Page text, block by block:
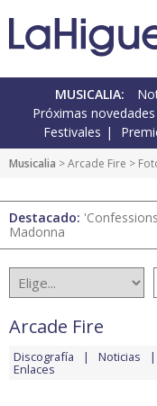
MUSICALIA:
Próximas novedades
Festivales
Musicalia >Arcade Fire >
Destacado:
Madonna
Arcade Fire
Discografía Noticias
Enlaces